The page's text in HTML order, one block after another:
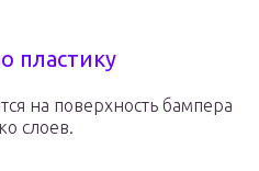
пластику
на поверхность бампера
слоев.